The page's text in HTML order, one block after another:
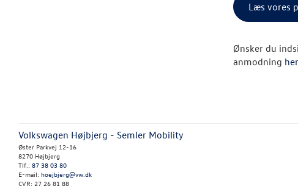
Læs vores
Ønsker du
anmodning her
Volkswagen Højbjerg - Semler Mobility
Øster Parkvej 12-16
8270 Højbjerg
Tlf.: 87 38 03 80
E-mail: hoejbjerg@vw.dk
CVR: 27 26 81 88